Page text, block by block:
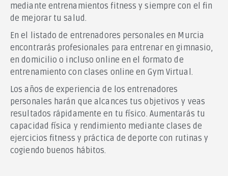
mediante entrenamientos fitness y siempre con el fin
de mejorar tu salud.
En el listado de entrenadores personales en Murcia
encontrarás profesionales para entrenar en gimnasio,
en domicilio o incluso online en el formato de
entrenamiento con clases online en Gym Virtual.
Los años de experiencia de los entrenadores
personales harán que alcances tus objetivos y veas
resultados rápidamente en tu físico. Aumentarás tu
capacidad física y rendimiento mediante clases de
ejercicios fitness y práctica de deporte con rutinas y
cogiendo buenos hábitos.